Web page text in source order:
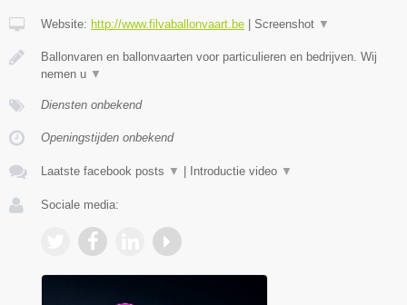
Website: http://www.filvaballonvaart.be | Screenshot ▼
Ballonvaren en ballonvaarten voor particulieren en bedrijven. Wij
nemen u ▼
Diensten onbekend
Openingstijden onbekend
Laatste facebook posts ▼ | Introductie video ▼
Sociale media: